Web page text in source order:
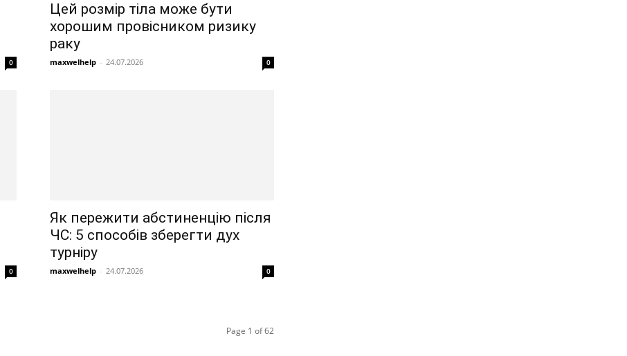
0
Цей розмір тіла може бути
хорошим провісником ризику
раку
maxwelhelp - 24.07.2026 0
0
Як пережити абстиненцію після
ЧС: 5 способів зберегти дух
турніру
maxwelhelp - 24.07.2026 0
Page 1 of 62